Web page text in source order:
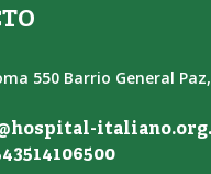
550 Barrio General